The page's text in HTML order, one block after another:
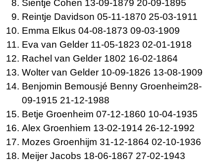
Sientje Cohen 13-09-1879 20-09-1895
Reintje Davidson 05-11-1870 25-03-1911
Emma Elkus 04-08-1873 09-03-1909
Eva van Gelder 11-05-1823 02-01-1918
Rachel van Gelder 1802 16-02-1864
Wolter van Gelder 10-09-1826 13-08-1909
Benjomin Bemousjé Benny Groenheim28-
09-1915 21-12-1988
Betje Groenheim 07-12-1860 10-04-1935
Alex Groenhiem 13-02-1914 26-12-1992
Mozes Groenhijm 31-12-1864 02-10-1936
Meijer Jacobs 18-06-1867 27-02-1943